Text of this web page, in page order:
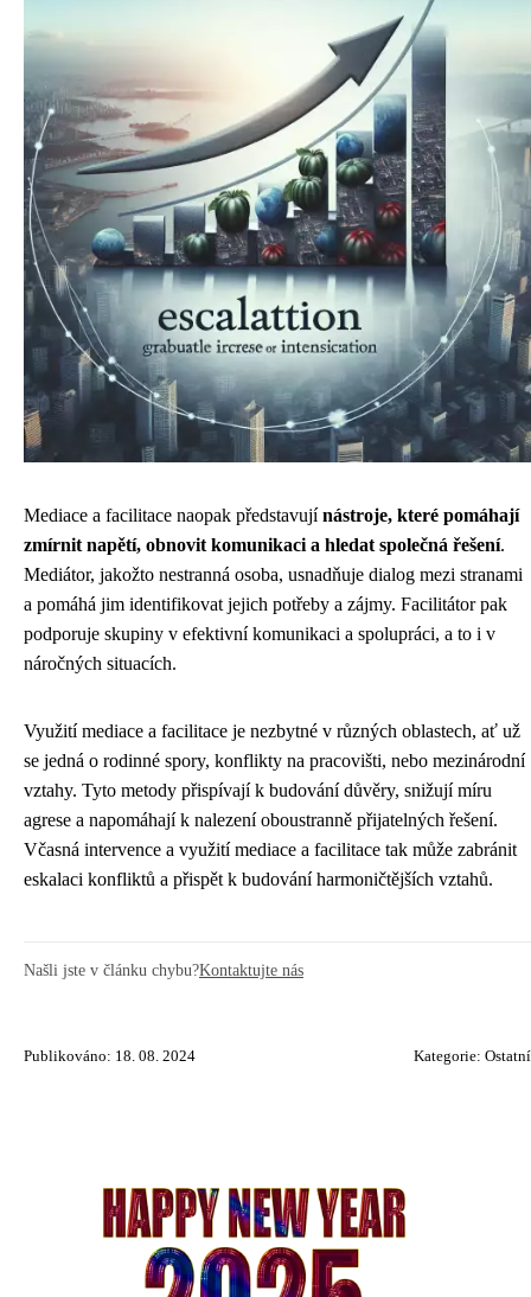
Mediace a facilitace naopak představujínástroje, které pomáhají
zmírnit napětí, obnovit komunikaci a hledat společná řešení.
Mediátor, jakožto nestranná osoba, usnadňuje dialog mezi stranami
a pomáhá jim identifikovat jejich potřeby a zájmy. Facilitátor pak
podporuje skupiny v efektivní komunikaci a spolupráci, a to i v
náročných situacích.
Využití mediace a facilitace je nezbytné v různých oblastech, ať už
se jedná o rodinné spory, konflikty na pracovišti, nebo mezinárodní
vztahy. Tyto metody přispívají k budování důvěry, snižují míru
agrese a napomáhají k nalezení oboustranně přijatelných řešení.
Včasná intervence a využití mediace a facilitace tak může zabránit
eskalaci konfliktů a přispět k budování harmoničtějších vztahů.
Našli jste v článku chybu?Kontaktujte nás
Publikováno: 18. 08. 2024 Kategorie: Ostatní